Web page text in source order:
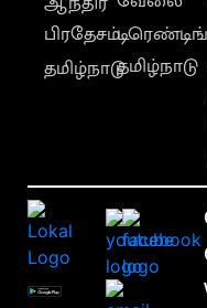
பிரதேசம்
தமிழ்நாடுதமிழ்நாடு